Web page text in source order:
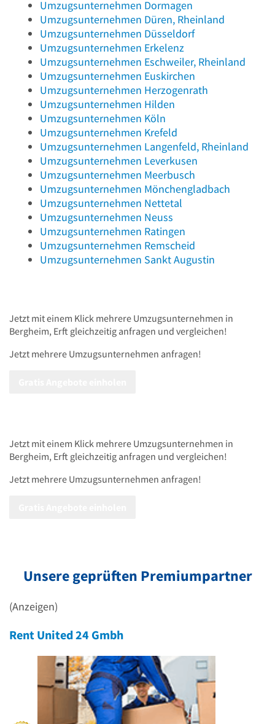
Umzugsunternehmen Dormagen
Umzugsunternehmen Düren, Rheinland
Umzugsunternehmen Düsseldorf
Umzugsunternehmen Erkelenz
Umzugsunternehmen Eschweiler, Rheinland
Umzugsunternehmen Euskirchen
Umzugsunternehmen Herzogenrath
Umzugsunternehmen Hilden
Umzugsunternehmen Köln
Umzugsunternehmen Krefeld
Umzugsunternehmen Langenfeld, Rheinland
Umzugsunternehmen Leverkusen
Umzugsunternehmen Meerbusch
Umzugsunternehmen Mönchengladbach
Umzugsunternehmen Nettetal
Umzugsunternehmen Neuss
Umzugsunternehmen Ratingen
Umzugsunternehmen Remscheid
Umzugsunternehmen Sankt Augustin
Jetzt mit einem Klick mehrere Umzugsunternehmen in
Bergheim, Erft gleichzeitig anfragen und vergleichen!
Jetzt mehrere Umzugsunternehmen anfragen!
Jetzt mit einem Klick mehrere Umzugsunternehmen in
Bergheim, Erft gleichzeitig anfragen und vergleichen!
Jetzt mehrere Umzugsunternehmen anfragen!
Unsere geprüften Premiumpartner
(Anzeigen)
Rent United 24 Gmbh